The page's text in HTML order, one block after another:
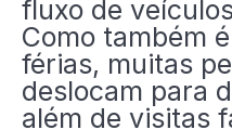
fluxo de
Como também
férias, muitas
deslocam para
além de visitas